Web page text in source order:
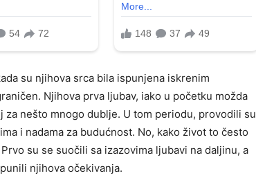
su njihova srca bila ispunjena iskrenim
Njihova prva ljubav, iako u početku možda
za nešto mnogo dublje. U tom periodu, provodili su
i nadama za budućnost. No, kako život to često
su se suočili sa izazovima ljubavi na daljinu, a
njihova očekivanja.